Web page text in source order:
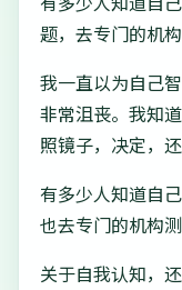
题，去专门的机构
我一直以为自己
非常沮丧。我知
照镜子，决定，
有多少人知道自
也去专门的机构
关于自我认知，